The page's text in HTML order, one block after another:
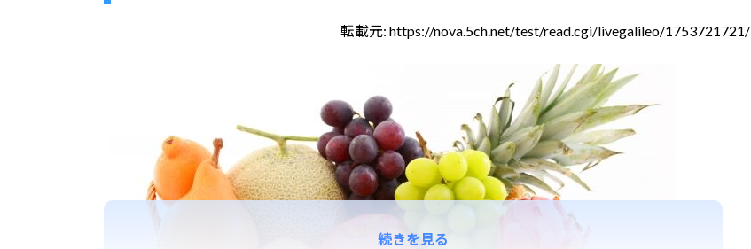
転載元:https://nova.5ch.net/test/read.cgi/livegalileo/1753721721/
続きを見る